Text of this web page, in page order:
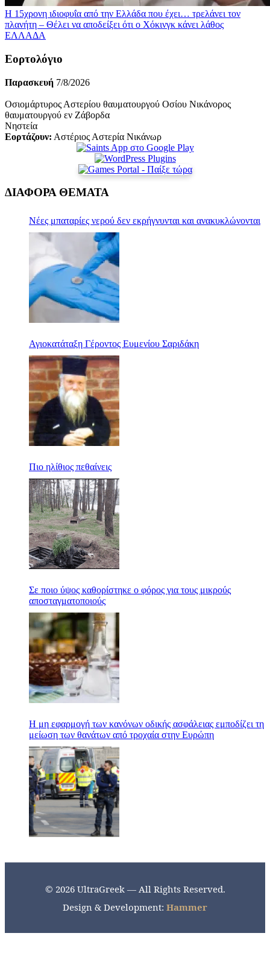
Η 15χρονη ιδιοφυΐα από την Ελλάδα που έχει… τρελάνει τον
πλανήτη – Θέλει να αποδείξει ότι ο Χόκινγκ κάνει λάθος
ΕΛΛΑΔΑ
Εορτολόγιο
Παρασκευή 7/8/2026
Οσιομάρτυρος Αστερίου θαυματουργού Οσίου Νικάνορος
θαυματουργού εν Ζάβορδα
Νηστεία
Εορτάζουν: Αστέριος Αστερία Νικάνωρ
ΔΙΑΦΟΡΑ ΘΕΜΑΤΑ
Νέες μπαταρίες νερού δεν εκρήγνυνται και ανακυκλώνονται
Αγιοκατάταξη Γέροντος Ευμενίου Σαριδάκη
Πιο ηλίθιος πεθαίνεις
Σε ποιο ύψος καθορίστηκε ο φόρος για τους μικρούς
αποσταγματοποιούς
Η μη εφαρμογή των κανόνων οδικής ασφάλειας εμποδίζει τη
μείωση των θανάτων από τροχαία στην Ευρώπη
© 2026 UltraGreek — All Rights Reserved.
Design & Development: Hammer